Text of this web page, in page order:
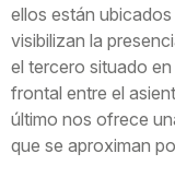
ellos están
visibilizan la
el tercero situado
frontal entre el
último nos ofrece
que se aproximan